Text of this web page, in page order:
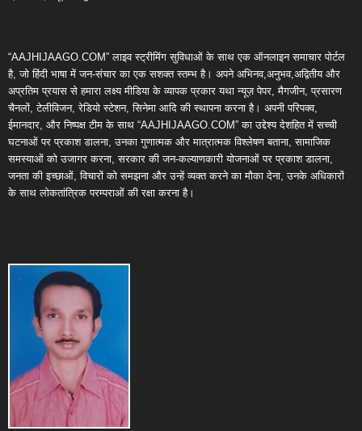
“AAJHIJAAGO.COM” लाइव स्ट्रीमिंग सुविधाओं के साथ एक ऑनलाइन समाचार पोर्टल
है, जो हिंदी भाषा में जन-संचार का एक सशक्त स्तम्भ है। अपने अभिनव,अनुभव,अद्वितीय और
अप्रतिम प्रयास से हमारा लक्ष्य मीडिया के व्यापक प्रकार यथा न्यूज़ पेपर, मैगजीन, प्रसारण
चैनलों, टेलीविजन, रेडियो स्टेशन, सिनेमा आदि की स्थापना करना है। अपनी परिपक्व,
ईमानदार, और निष्पक्ष टीम के साथ “AAJHIJAAGO.COM” का उद्देश्य देशहित में सच्ची
घटनाओं पर प्रकाश डालना, उनका गुणात्मक और मात्रात्मक विश्लेषण बताना, सामाजिक
समस्याओं को उजागर करना, सरकार की जन-कल्याणकारी योजनाओं पर प्रकाश डालना,
जनता की इच्छाओं, विचारों को समझना और उन्हें व्यक्त करने का मौका देना, उनके अधिकारों
के साथ लोकतांत्रिक परम्पराओं की रक्षा करना है।